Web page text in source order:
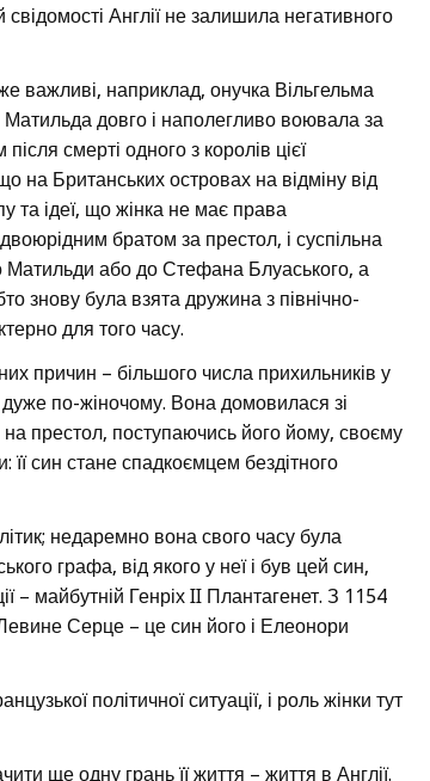
свідомості Англії не залишила негативного
важливі, наприклад, онучка Вільгельма
довго і наполегливо воювала за
смерті одного з королів цієї
на Британських островах на відміну від
та ідеї, що жінка не має права
братом за престол, і суспільна
Матильди або до Стефана Блуаського, а
знову була взята дружина з північно-
для того часу.
причин – більшого числа прихильників у
по-жіночому. Вона домовилася зі
престол, поступаючись його йому, своєму
її син стане спадкоємцем бездітного
недаремно вона свого часу була
графа, від якого у неї і був цей син,
– майбутній Генріх II Плантагенет. З 1154
Серце – це син його і Елеонори
політичної ситуації, і роль жінки тут
ще одну грань її життя – життя в Англії.